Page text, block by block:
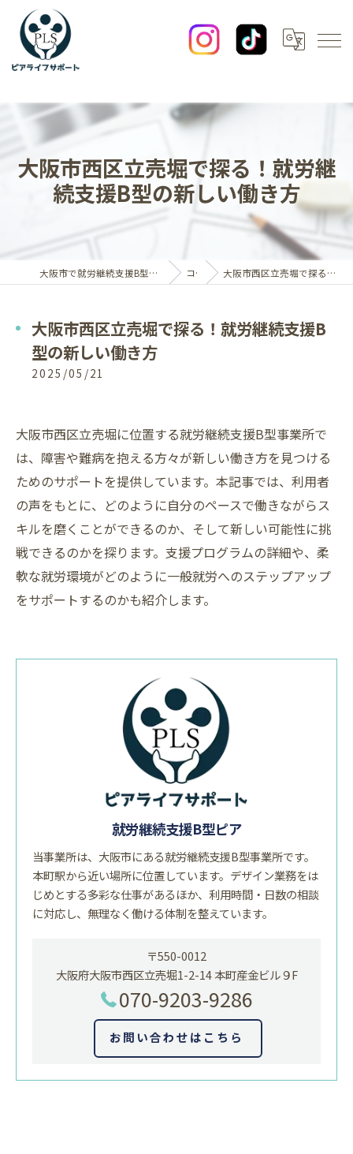
大阪市西区立売堀で探る！就労継
続支援B型の新しい働き方
大阪市で就労継続支援B型なら一般社団法人ピアライフサポート コラム 大阪市西区立売堀で探る！就労継続支援B型の新しい働き方
大阪市西区立売堀で探る！就労継続支援B
型の新しい働き方
2025/05/21
大阪市西区立売堀に位置する就労継続支援B型事業所で
は、障害や難病を抱える方々が新しい働き方を見つける
ためのサポートを提供しています。本記事では、利用者
の声をもとに、どのように自分のペースで働きながらス
キルを磨くことができるのか、そして新しい可能性に挑
戦できるのかを探ります。支援プログラムの詳細や、柔
軟な就労環境がどのように一般就労へのステップアップ
をサポートするのかも紹介します。
就労継続支援B型ピア
当事業所は、大阪市にある就労継続支援B型事業所です。
本町駅から近い場所に位置しています。デザイン業務をは
じめとする多彩な仕事があるほか、利用時間・日数の相談
に対応し、無理なく働ける体制を整えています。
〒550-0012
大阪府大阪市西区立売堀1-2-14 本町産金ビル９F
070-9203-9286
お問い合わせはこちら